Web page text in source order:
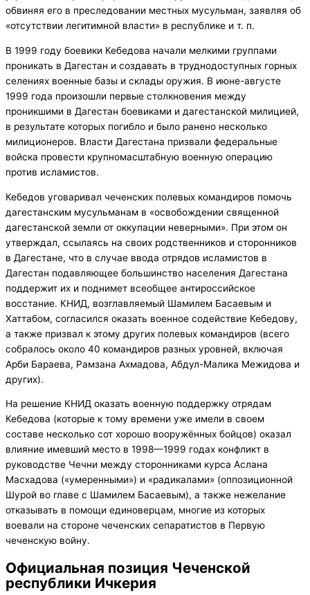
обвиняя его в преследовании местных мусульман, заявляя об
«отсутствии легитимной власти» в республике и т. п.
В 1999 году боевики Кебедова начали мелкими группами
проникать в Дагестан и создавать в труднодоступных горных
селениях военные базы и склады оружия. В июне-августе
1999 года произошли первые столкновения между
проникшими в Дагестан боевиками и дагестанской милицией,
в результате которых погибло и было ранено несколько
милиционеров. Власти Дагестана призвали федеральные
войска провести крупномасштабную военную операцию
против исламистов.
Кебедов уговаривал чеченских полевых командиров помочь
дагестанским мусульманам в «освобождении священной
дагестанской земли от оккупации неверными». При этом он
утверждал, ссылаясь на своих родственников и сторонников
в Дагестане, что в случае ввода отрядов исламистов в
Дагестан подавляющее большинство населения Дагестана
поддержит их и поднимет всеобщее антироссийское
восстание. КНИД, возглавляемый Шамилем Басаевым и
Хаттабом, согласился оказать военное содействие Кебедову,
а также призвал к этому других полевых командиров (всего
собралось около 40 командиров разных уровней, включая
Арби Бараева, Рамзана Ахмадова, Абдул-Малика Межидова и
других).
На решение КНИД оказать военную поддержку отрядам
Кебедова (которые к тому времени уже имели в своем
составе несколько сот хорошо вооружённых бойцов) оказал
влияние имевший место в 1998—1999 годах конфликт в
руководстве Чечни между сторонниками курса Аслана
Масхадова («умеренными») и «радикалами» (оппозиционной
Шурой во главе с Шамилем Басаевым), а также нежелание
отказывать в помощи единоверцам, многие из которых
воевали на стороне чеченских сепаратистов в Первую
чеченскую войну.
Официальная позиция Чеченской
республики Ичкерия